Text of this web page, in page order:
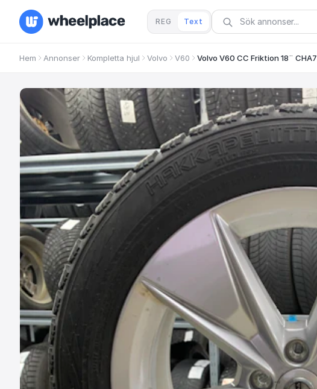
REG Text
Hem Annonser Kompletta hjul Volvo V60 Volvo V60 CC Friktion 18¨